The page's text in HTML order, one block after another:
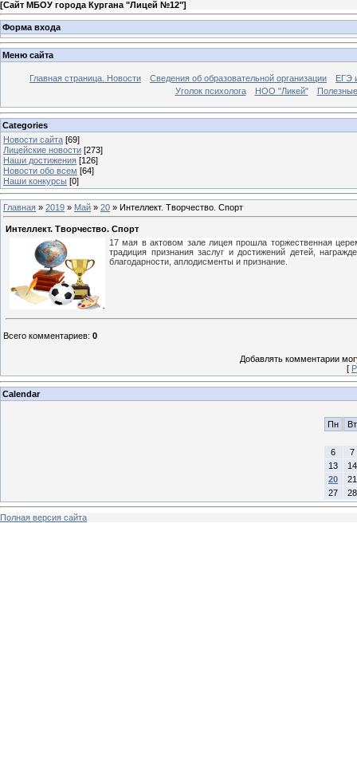
[Сайт МБОУ города Кургана "Лицей №12"]
Форма входа
Меню сайта
Главная страница. Новости Сведения об образовательной организации
ЕГЭ
Уголок психолога
НОО "Ликей"
Categories
Новости сайта [69]
Лицейские новости [273]
Наши достижения [126]
Новости обо всем [64]
Наши конкурсы [0]
Главная » 2019 » Май » 20 » Интеллект. Творчество. Спорт
Интеллект. Творчество. Спорт
17 мая в актовом зале лицея прошла торжественная
традиция признания заслуг и достижений детей,
благодарности, аплодисменты и признание.
Всего комментариев: 0
Добавлять комментарии
[
Calendar
Пн Вт
6
7
13
14
20
21
27
28
Полная версия сайта